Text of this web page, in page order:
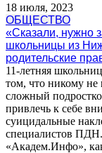
18 июля, 2023
ОБЩЕСТВО
«Сказали, нужно
школьницы из
родительские
11-летняя
том, что никому не
сложный
привлечь к себе
суицидальные
специалистов ПДН.
«Академ.Инфо»,